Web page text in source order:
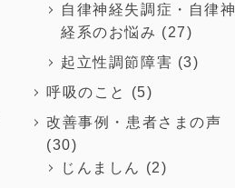
自律神経失調症・自律神
経系のお悩み (27)
起立性調節障害 (3)
呼吸のこと
(5)
改善事例・患者さまの声
(30)
じんましん (2)